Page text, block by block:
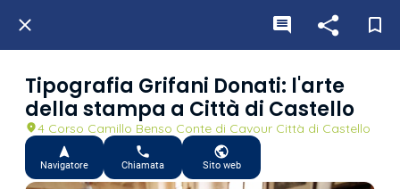
Tipografia Grifani Donati: l'arte
della stampa a Città di Castello
4 Corso Camillo Benso Conte di Cavour Città di Castello
Navigatore Chiamata Sito web